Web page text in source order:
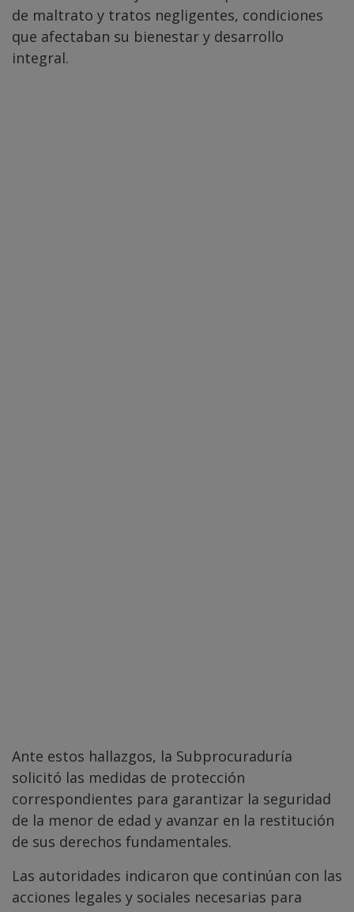
de maltrato y tratos negligentes, condiciones
que afectaban su bienestar y desarrollo
integral.
Ante estos hallazgos, la Subprocuraduría
solicitó las medidas de protección
correspondientes para garantizar la seguridad
de la menor de edad y avanzar en la restitución
de sus derechos fundamentales.
Las autoridades indicaron que continúan con las
acciones legales y sociales necesarias para